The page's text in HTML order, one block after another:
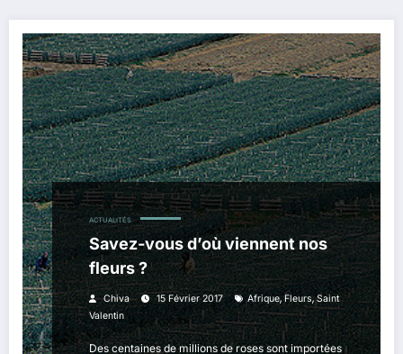
ACTUALITÉS
Savez-vous d’où viennent nos
fleurs ?
Chiva 15 Février 2017 Afrique,Fleurs,Saint
Valentin
Des centaines de millions de roses sont importées